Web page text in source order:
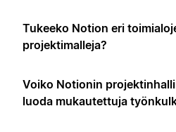
Tukeeko Notion eri
projektimalleja?
Voiko Notionin
luoda mukautettuja